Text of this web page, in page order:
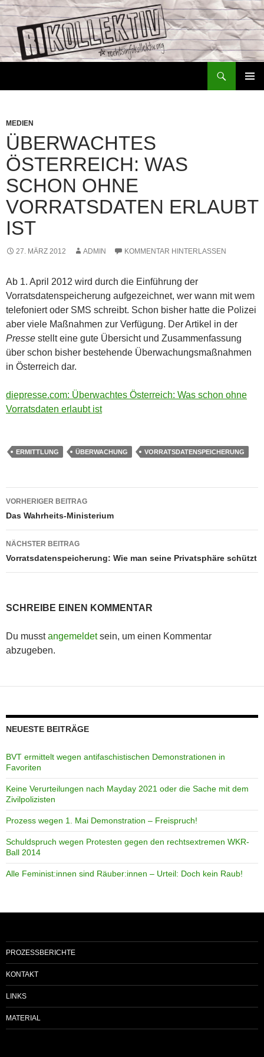
Zum
Inhalt
springen
MEDIEN
ÜBERWACHTES
ÖSTERREICH: WAS
SCHON OHNE
VORRATSDATEN ERLAUBT
IST
27. MÄRZ 2012 ADMIN KOMMENTAR HINTERLASSEN
Ab 1. April 2012 wird durch die Einführung der
Vorratsdatenspeicherung aufgezeichnet, wer wann mit wem
telefoniert oder SMS schreibt. Schon bisher hatte die Polizei
aber viele Maßnahmen zur Verfügung. Der Artikel in der
Presse stellt eine gute Übersicht und Zusammenfassung
über schon bisher bestehende Überwachungsmaßnahmen
in Österreich dar.
diepresse.com: Überwachtes Österreich: Was schon ohne
Vorratsdaten erlaubt ist
ERMITTLUNG ÜBERWACHUNG VORRATSDATENSPEICHERUNG
Beitragsnavigation
VORHERIGER BEITRAG
Das Wahrheits-Ministerium
NÄCHSTER BEITRAG
Vorratsdatenspeicherung: Wie man seine Privatsphäre schützt
SCHREIBE EINEN KOMMENTAR
Du musstangemeldetsein, um einen Kommentar
abzugeben.
NEUESTE BEITRÄGE
BVT ermittelt wegen antifaschistischen Demonstrationen in
Favoriten
Keine Verurteilungen nach Mayday 2021 oder die Sache mit dem
Zivilpolizisten
Prozess wegen 1. Mai Demonstration – Freispruch!
Schuldspruch wegen Protesten gegen den rechtsextremen WKR-
Ball 2014
Alle Feminist:innen sind Räuber:innen – Urteil: Doch kein Raub!
PROZESSBERICHTE
KONTAKT
LINKS
MATERIAL